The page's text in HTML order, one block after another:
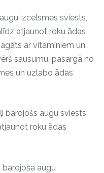
izcelsmes sviests,
atjaunot roku ādas
ar vitamīniem un
sausumu, pasargā no
un uzlabo ādas
barojošs augu sviests,
roku ādas
barojoša augu